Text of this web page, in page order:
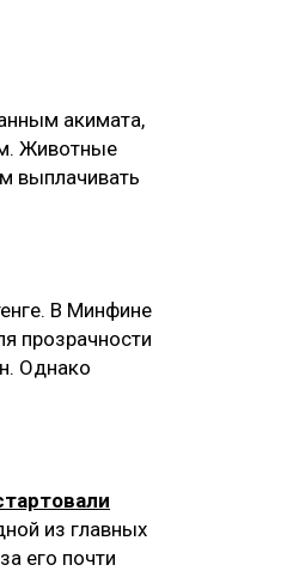
акимата,
Животные
выплачивать
В Минфине
прозрачности
Однако
из главных
его почти